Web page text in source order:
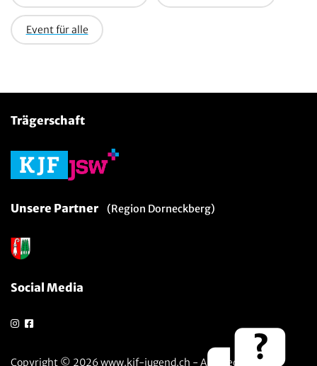
Event für alle
Trägerschaft
Unsere Partner (Region Dorneckberg)
Social Media
Copyright © 2026 www.kjf-jugend.ch - Alle Rechte